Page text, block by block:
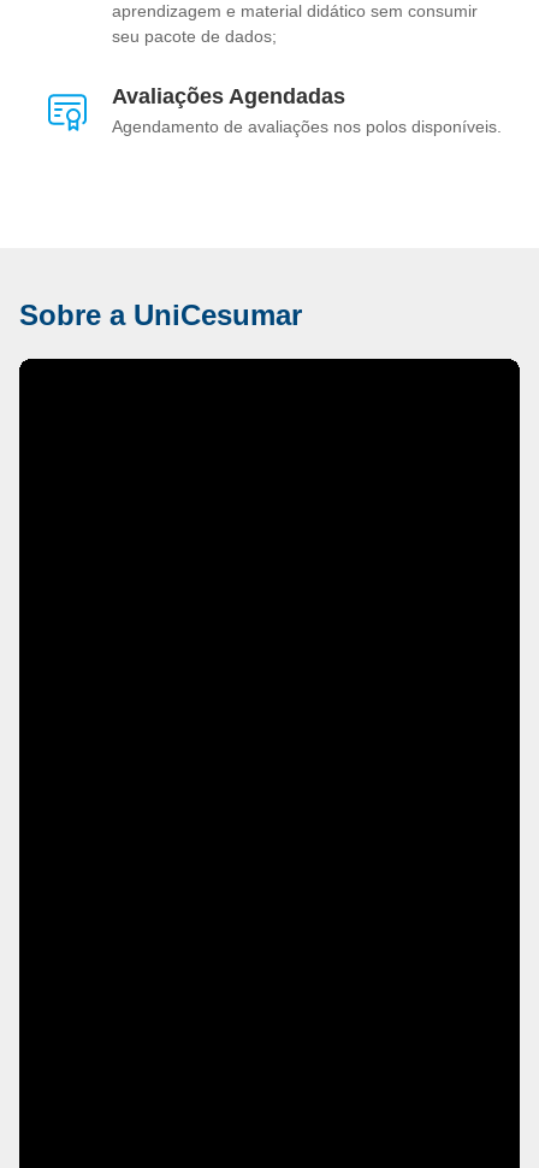
aprendizagem e material didático sem consumir
seu pacote de dados;
Avaliações Agendadas
Agendamento de avaliações nos polos disponíveis.
Sobre a UniCesumar